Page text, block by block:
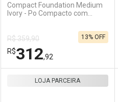
Compact Foundation Medium
Ivory - Po Compacto com
R$ 359,90
R$312,92
13% OFF
LOJA PARCEIRA